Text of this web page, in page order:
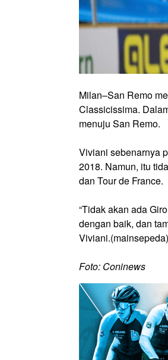
Milan–San Remo
Classicissima.
menuju San Remo.
Viviani sebenarnya
2018. Namun, itu
dan Tour de France.
“Tidak akan ada
dengan baik, dan
Viviani.(mainsepeda)
Foto: Coninews